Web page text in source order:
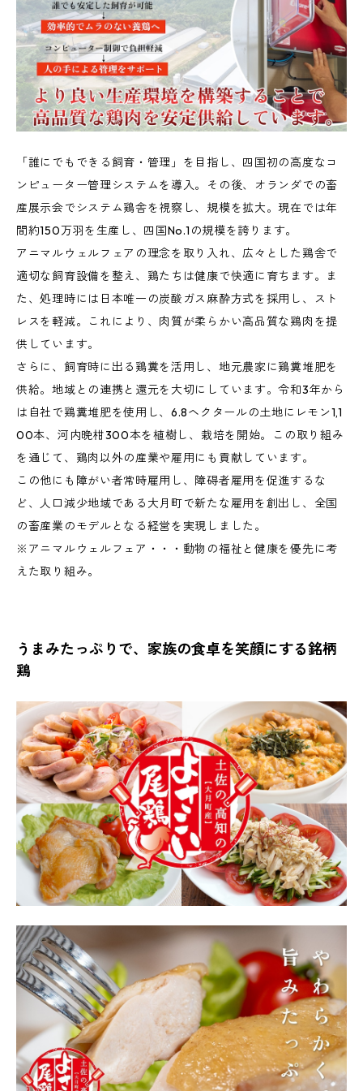
「誰にでもできる飼育・管理」を目指し、四国初の高度なコ
ンピューター管理システムを導入。その後、オランダでの畜
産展示会でシステム鶏舎を視察し、規模を拡大。現在では年
間約150万羽を生産し、四国No.1の規模を誇ります。
アニマルウェルフェアの理念を取り入れ、広々とした鶏舎で
適切な飼育設備を整え、鶏たちは健康で快適に育ちます。ま
た、処理時には日本唯一の炭酸ガス麻酔方式を採用し、スト
レスを軽減。これにより、肉質が柔らかい高品質な鶏肉を提
供しています。
さらに、飼育時に出る鶏糞を活用し、地元農家に鶏糞堆肥を
供給。地域との連携と還元を大切にしています。令和3年から
は自社で鶏糞堆肥を使用し、6.8ヘクタールの土地にレモン1,1
00本、河内晩柑300本を植樹し、栽培を開始。この取り組み
を通じて、鶏肉以外の産業や雇用にも貢献しています。
この他にも障がい者常時雇用し、障碍者雇用を促進するな
ど、人口減少地域である大月町で新たな雇用を創出し、全国
の畜産業のモデルとなる経営を実現しました。
※アニマルウェルフェア・・・動物の福祉と健康を優先に考
えた取り組み。
うまみたっぷりで、家族の食卓を笑顔にする銘柄
鶏